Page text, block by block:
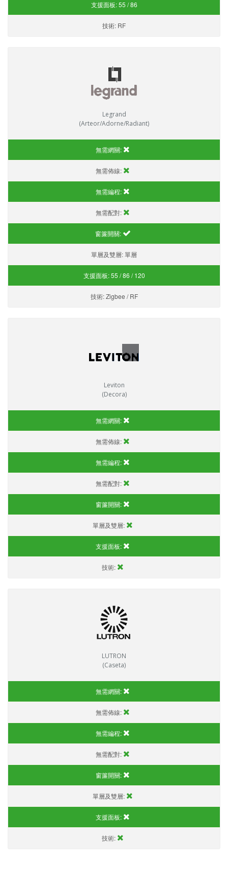
支援面板:55 / 86
技術: RF
Legrand
(Arteor/Adorne/Radiant)
無需網關:
無需佈線:
無需編程:
無需配對:
窗簾開關:
單層及雙層:單層
支援面板:55 / 86 / 120
技術:Zigbee / RF
Leviton
(Decora)
無需網關:
無需佈線:
無需編程:
無需配對:
窗簾開關:
單層及雙層:
支援面板:
技術:
LUTRON
(Caseta)
無需網關:
無需佈線:
無需編程:
無需配對:
窗簾開關:
單層及雙層:
支援面板:
技術: